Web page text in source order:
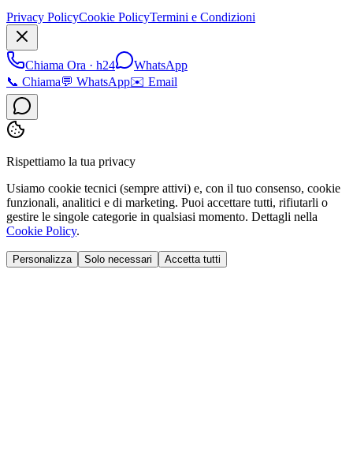
Privacy PolicyCookie PolicyTermini e Condizioni
Chiama Ora · h24
WhatsApp
📞 Chiama💬 WhatsApp✉️ Email
Rispettiamo la tua privacy
Usiamo cookie tecnici (sempre attivi) e, con il tuo consenso, cookie
funzionali, analitici e di marketing. Puoi accettare tutti, rifiutarli o
gestire le singole categorie in qualsiasi momento. Dettagli nella
Cookie Policy.
Personalizza Solo necessari Accetta tutti